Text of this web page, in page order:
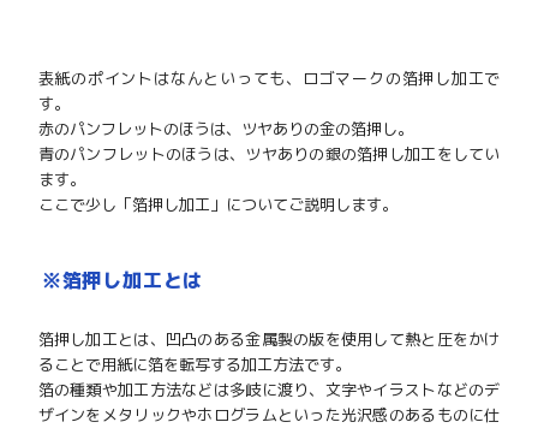
表紙のポイントはなんといっても、ロゴマークの箔押し加工で
す。
赤のパンフレットのほうは、ツヤありの金の箔押し。
青のパンフレットのほうは、ツヤありの銀の箔押し加工をしてい
ます。
ここで少し「箔押し加工」についてご説明します。
※箔押し加工とは
箔押し加工とは、凹凸のある金属製の版を使用して熱と圧をかけ
ることで用紙に箔を転写する加工方法です。
箔の種類や加工方法などは多岐に渡り、文字やイラストなどのデ
ザインをメタリックやホログラムといった光沢感のあるものに仕